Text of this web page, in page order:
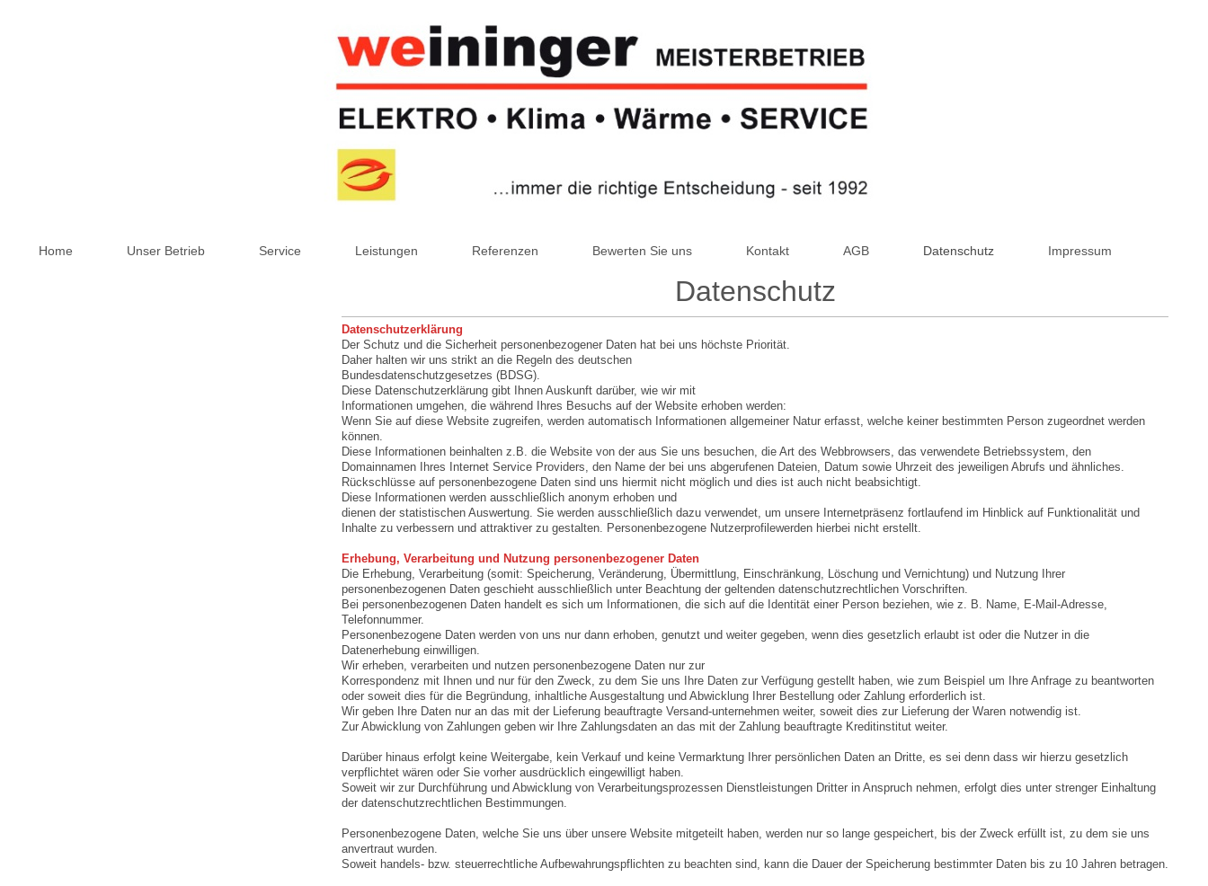
Home Unser Betrieb Service Leistungen Referenzen Bewerten Sie uns Kontakt AGB Datenschutz Impressum
Datenschutz
Datenschutzerklärung
Der Schutz und die Sicherheit personenbezogener Daten hat bei uns höchste Priorität.
Daher halten wir uns strikt an die Regeln des deutschen
Bundesdatenschutzgesetzes (BDSG).
Diese Datenschutzerklärung gibt Ihnen Auskunft darüber, wie wir mit
Informationen umgehen, die während Ihres Besuchs auf der Website erhoben werden:
Wenn Sie auf diese Website zugreifen, werden automatisch Informationen allgemeiner Natur erfasst, welche keiner bestimmten Person zugeordnet werden
können.
Diese Informationen beinhalten z.B. die Website von der aus Sie uns besuchen, die Art des Webbrowsers, das verwendete Betriebssystem, den
Domainnamen Ihres Internet Service Providers, den Name der bei uns abgerufenen Dateien, Datum sowie Uhrzeit des jeweiligen Abrufs und ähnliches.
Rückschlüsse auf personenbezogene Daten sind uns hiermit nicht möglich und dies ist auch nicht beabsichtigt.
Diese Informationen werden ausschließlich anonym erhoben und
dienen der statistischen Auswertung. Sie werden ausschließlich dazu verwendet, um unsere Internetpräsenz fortlaufend im Hinblick auf Funktionalität und
Inhalte zu verbessern und attraktiver zu gestalten. Personenbezogene Nutzerprofilewerden hierbei nicht erstellt.
Erhebung, Verarbeitung und Nutzung personenbezogener Daten
Die Erhebung, Verarbeitung (somit: Speicherung, Veränderung, Übermittlung, Einschränkung, Löschung und Vernichtung) und Nutzung Ihrer
personenbezogenen Daten geschieht ausschließlich unter Beachtung der geltenden datenschutzrechtlichen Vorschriften.
Bei personenbezogenen Daten handelt es sich um Informationen, die sich auf die Identität einer Person beziehen, wie z. B. Name, E-Mail-Adresse,
Telefonnummer.
Personenbezogene Daten werden von uns nur dann erhoben, genutzt und weiter gegeben, wenn dies gesetzlich erlaubt ist oder die Nutzer in die
Datenerhebung einwilligen.
Wir erheben, verarbeiten und nutzen personenbezogene Daten nur zur
Korrespondenz mit Ihnen und nur für den Zweck, zu dem Sie uns Ihre Daten zur Verfügung gestellt haben, wie zum Beispiel um Ihre Anfrage zu beantworten
oder soweit dies für die Begründung, inhaltliche Ausgestaltung und Abwicklung Ihrer Bestellung oder Zahlung erforderlich ist.
Wir geben Ihre Daten nur an das mit der Lieferung beauftragte Versand-unternehmen weiter, soweit dies zur Lieferung der Waren notwendig ist.
Zur Abwicklung von Zahlungen geben wir Ihre Zahlungsdaten an das mit der Zahlung beauftragte Kreditinstitut weiter.
Darüber hinaus erfolgt keine Weitergabe, kein Verkauf und keine Vermarktung Ihrer persönlichen Daten an Dritte, es sei denn dass wir hierzu gesetzlich
verpflichtet wären oder Sie vorher ausdrücklich eingewilligt haben.
Soweit wir zur Durchführung und Abwicklung von Verarbeitungsprozessen Dienstleistungen Dritter in Anspruch nehmen, erfolgt dies unter strenger Einhaltung
der datenschutzrechtlichen Bestimmungen.
Personenbezogene Daten, welche Sie uns über unsere Website mitgeteilt haben, werden nur so lange gespeichert, bis der Zweck erfüllt ist, zu dem sie uns
anvertraut wurden.
Soweit handels- bzw. steuerrechtliche Aufbewahrungspflichten zu beachten sind, kann die Dauer der Speicherung bestimmter Daten bis zu 10 Jahren betragen.